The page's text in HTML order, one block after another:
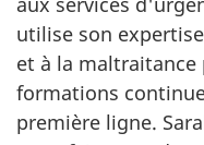
utilise son
et à la maltraitance
formations
première ligne.